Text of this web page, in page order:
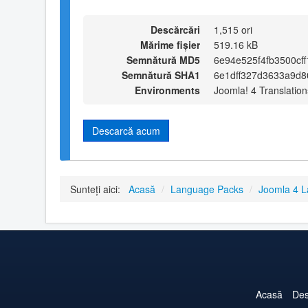
Descărcări
1,515 ori
Mărime fișier
519.16 kB
Semnătură MD5
Semnătură SHA1
Environments
Joomla! 4
Descarcă acum
Sunteți aici: Acasă / Language Packs / Joomla 4
Acasă